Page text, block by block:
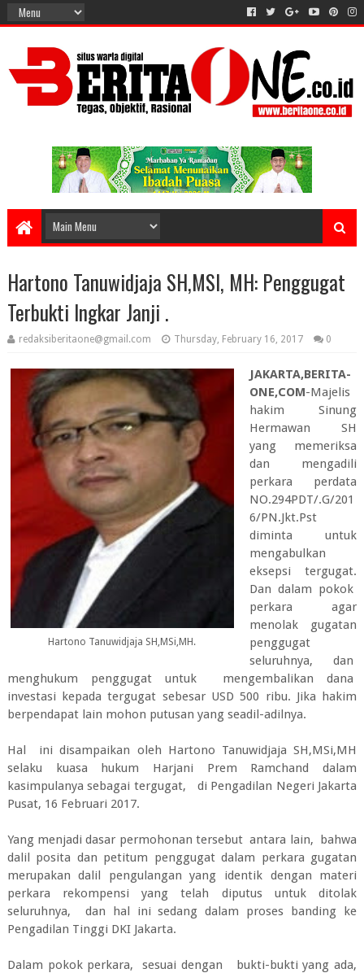
Hartono Tanuwidjaja SH,MSI, MH: Penggugat
Terbukti Ingkar Janji .
redaksiberitaone@gmail.com Thursday, February 16, 2017 0
Hartono Tanuwidjaja SH,MSi,MH.
JAKARTA,BERITA-
ONE,COM-Majelis
hakim Sinung
Hermawan SH
yang memeriksa
dan mengadili
perkara perdata
NO.294PDT/.G/201
6/PN.Jkt.Pst
diminta untuk
mengabulkan
eksepsi tergugat.
Dan dalam pokok
perkara agar
menolak gugatan
penggugat
seluruhnya, dan
menghukum penggugat untuk mengembalikan dana
investasi kepada tergugat sebesar USD 500 ribu. Jika hakim
berpendapat lain mohon putusan yang seadil-adilnya.
Hal ini disampaikan oleh Hartono Tanuwidjaja SH,MSi,MH
selaku kuasa hukum Harjani Prem Ramchand dalam
kasimpulanya sebagai tergugat, di Pengadilan Negeri Jakarta
Pusat, 16 Februari 2017.
Yang menjadi dasar permohonan tersebut antara lain, bahwa
dalil posita dan petitum penggugat dalam perkara gugatan
merupakan dalil pengulangan yang identik dengan materi
perkara rekompensi yang telah diputus untuk ditolak
seluruhnya, dan hal ini sedang dalam proses banding ke
Pengadilan Tinggi DKI Jakarta.
Dalam pokok perkara, sesuai dengan bukti-bukti yang ada,